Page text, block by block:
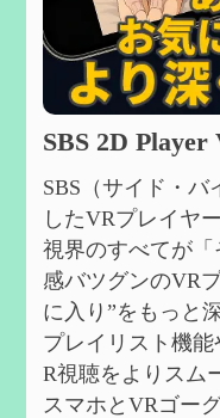
SBS 2D Player
SBS（サイド・
したVRプレイヤー
視界のすべてが「
感バツグンのVR
に入り”をもっと深
プレイリスト機
R視聴をよりスム
スマホとVRゴー